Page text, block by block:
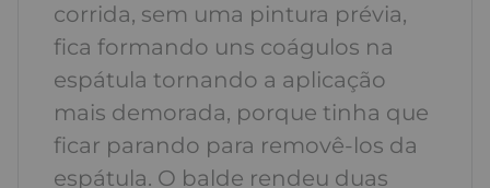
corrida, sem uma pintura prévia,
fica formando uns coágulos na
espátula tornando a aplicação
mais demorada, porque tinha que
ficar parando para removê-los da
espátula. O balde rendeu duas